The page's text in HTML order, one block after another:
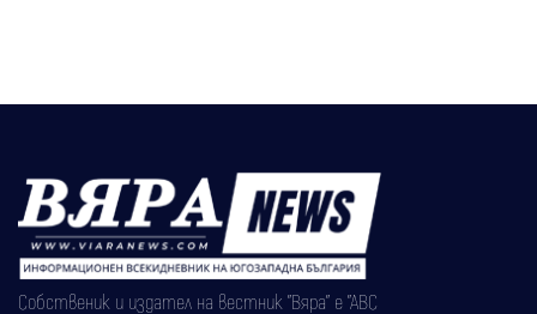
Собственик и издател на вестник "Вяра" е "АВС